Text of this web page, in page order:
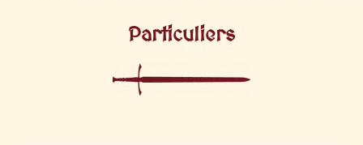
Particuliers